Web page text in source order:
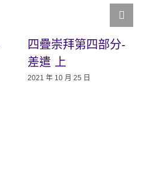
四疊崇拜第四部分-
差遣 上
2021 年 10 月 25 日